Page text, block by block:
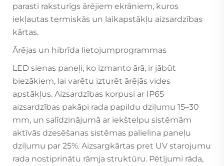
parasti raksturīgs ārējiem ekrāniem, kuros
iekļautas termiskās un laikapstākļu aizsardzības
kārtas.
Ārējas un hibrīda lietojumprogrammas
LED sienas paneļi, ko izmanto ārā, ir jābūt
biezākiem, lai varētu izturēt ārējās vides
apstākļus. Aizsardzības korpusi ar IP65
aizsardzības pakāpi rada papildu dziļumu 15–30
mm, un salīdzinājumā ar iekštelpu sistēmām
aktīvās dzesēšanas sistēmas palielina paneļu
dziļumu par 25%. Aizsargkārtas pret UV starojumu
rada nostiprinātu rāmja struktūru. Pētījumi rāda,